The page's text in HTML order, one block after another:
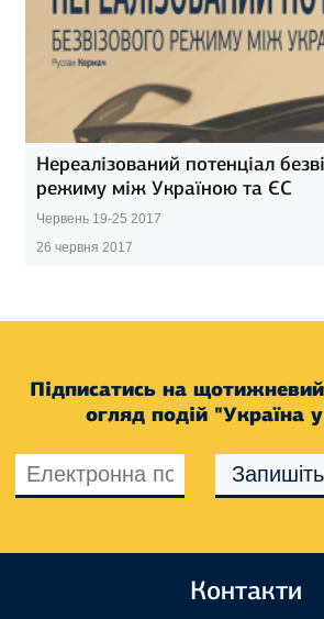
Нереалізований потенціал
режиму між Україною та ЄС
Червень 19-25 2017
26 червня 2017
Підписатись на щотижневий
огляд подій "Україна
Контакти